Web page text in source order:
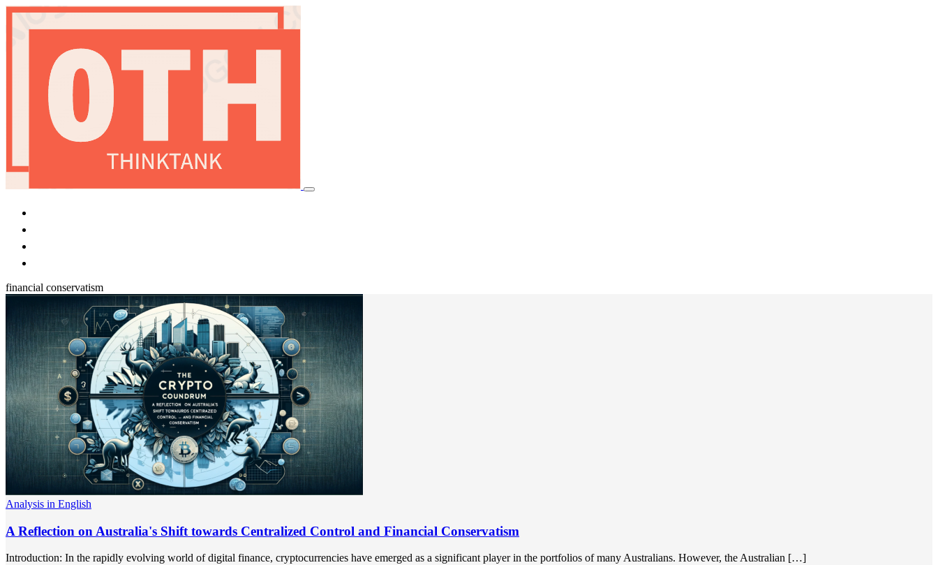
financial conservatism
Analysis in English
A Reflection on Australia's Shift towards Centralized Control and Financial Conservatism
Introduction: In the rapidly evolving world of digital finance, cryptocurrencies have emerged as a significant player in the portfolios of many Australians. However, the Australian […]